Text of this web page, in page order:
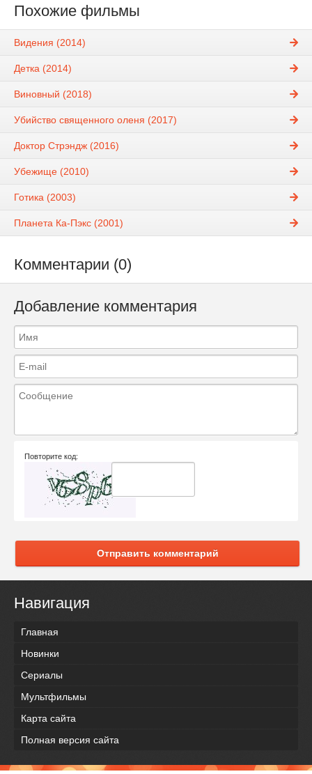
Похожие фильмы
Видения (2014)
Детка (2014)
Виновный (2018)
Убийство священного оленя (2017)
Доктор Стрэндж (2016)
Убежище (2010)
Готика (2003)
Планета Ка-Пэкс (2001)
Комментарии (0)
Добавление комментария
Повторите код:
Отправить комментарий
Навигация
Главная
Новинки
Сериалы
Мультфильмы
Карта сайта
Полная версия сайта